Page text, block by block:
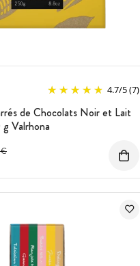
4.7/5(7)
de Chocolats Noir et Lait
Valrhona
réduction :
€